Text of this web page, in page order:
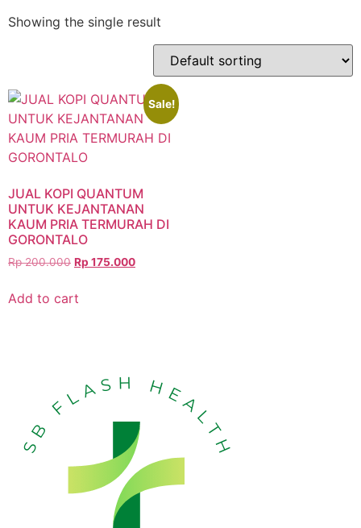
Showing the single result
Sale!
JUAL KOPI QUANTUM
UNTUK KEJANTANAN
KAUM PRIA TERMURAH DI
GORONTALO
Rp200.000 Rp 175.000
Add to cart